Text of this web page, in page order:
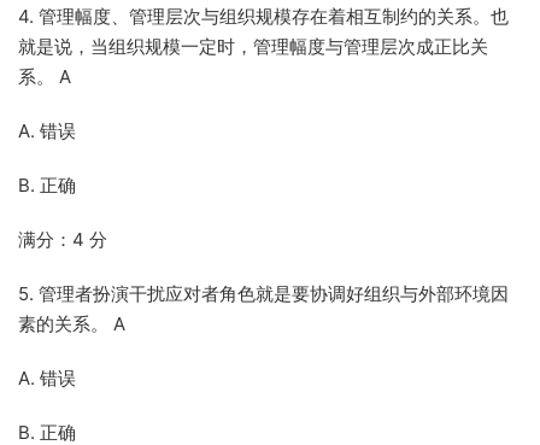
4. 管理幅度、管理层次与组织规模存在着相互制约的关系。也
就是说，当组织规模一定时，管理幅度与管理层次成正比关
系。 A
A. 错误
B. 正确
满分：4 分
5. 管理者扮演干扰应对者角色就是要协调好组织与外部环境因
素的关系。 A
A. 错误
B. 正确